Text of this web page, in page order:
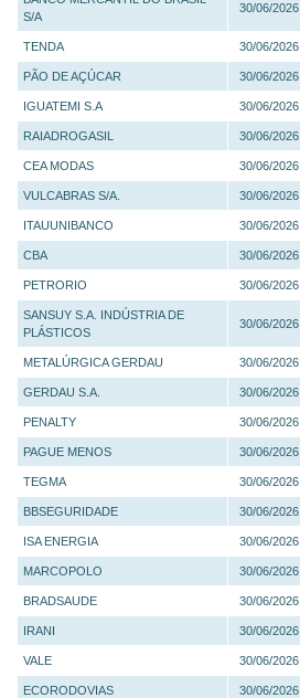
S/A
30/06/2026
TENDA 30/06/2026
PÃO DE AÇÚCAR 30/06/2026
IGUATEMI S.A 30/06/2026
RAIADROGASIL 30/06/2026
CEA MODAS 30/06/2026
VULCABRAS S/A. 30/06/2026
ITAUUNIBANCO 30/06/2026
CBA 30/06/2026
PETRORIO 30/06/2026
SANSUY S.A. INDÚSTRIA DE
PLÁSTICOS
30/06/2026
METALÚRGICA GERDAU 30/06/2026
GERDAU S.A. 30/06/2026
PENALTY 30/06/2026
PAGUE MENOS 30/06/2026
TEGMA 30/06/2026
BBSEGURIDADE 30/06/2026
ISA ENERGIA 30/06/2026
MARCOPOLO 30/06/2026
BRADSAUDE 30/06/2026
IRANI 30/06/2026
VALE 30/06/2026
ECORODOVIAS 30/06/2026